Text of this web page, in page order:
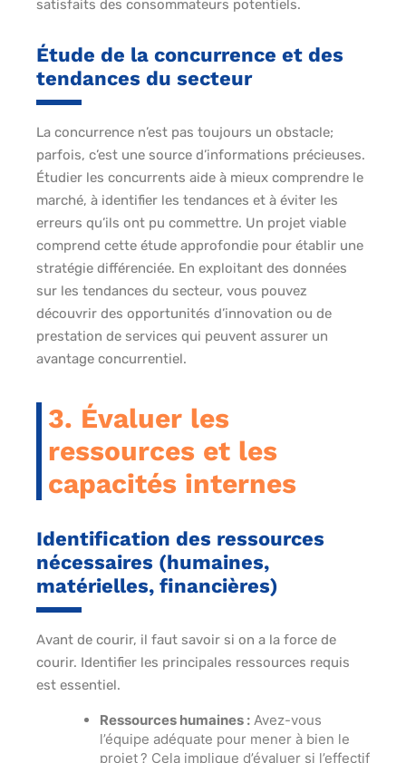
satisfaits des consommateurs potentiels.
Étude de la concurrence et des
tendances du secteur
La concurrence n’est pas toujours un obstacle;
parfois, c’est une source d’informations précieuses.
Étudier les concurrents aide à mieux comprendre le
marché, à identifier les tendances et à éviter les
erreurs qu’ils ont pu commettre. Un projet viable
comprend cette étude approfondie pour établir une
stratégie différenciée. En exploitant des données
sur les tendances du secteur, vous pouvez
découvrir des opportunités d’innovation ou de
prestation de services qui peuvent assurer un
avantage concurrentiel.
3. Évaluer les
ressources et les
capacités internes
Identification des ressources
nécessaires (humaines,
matérielles, financières)
Avant de courir, il faut savoir si on a la force de
courir. Identifier les principales ressources requis
est essentiel.
Ressources humaines : Avez-vous
l’équipe adéquate pour mener à bien le
projet ? Cela implique d’évaluer si l’effectif